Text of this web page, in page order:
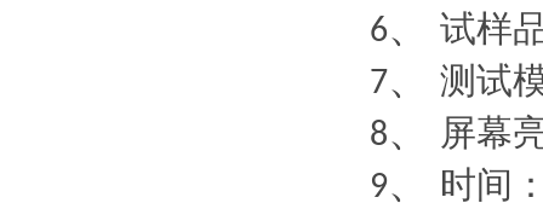
6、 试样
7、 测试
8、 屏幕
9、 时间